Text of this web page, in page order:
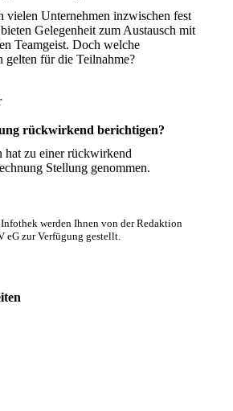
vielen Unternehmen inzwischen fest
Gelegenheit zum Austausch mit
Teamgeist. Doch welche
gelten für die Teilnahme?
rückwirkend berichtigen?
zu einer rückwirkend
Stellung genommen.
werden Ihnen von der Redaktion
eG zur Verfügung gestellt.